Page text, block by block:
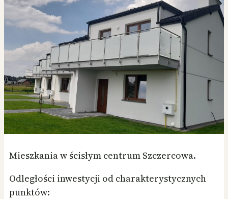
Mieszkania w ścisłym centrum Szczercowa.
Odległości inwestycji od charakterystycznych
punktów: